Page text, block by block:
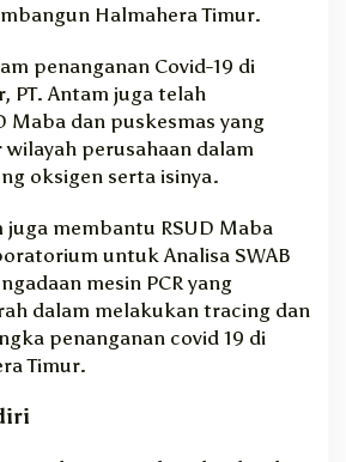
Halmahera Timur.
penanganan Covid-19 di
PT. Antam juga telah
Maba dan puskesmas yang
perusahaan dalam
oksigen serta isinya.
juga membantu RSUD Maba
untuk Analisa SWAB
mesin PCR yang
dalam melakukan tracing dan
penanganan covid 19 di
Timur.